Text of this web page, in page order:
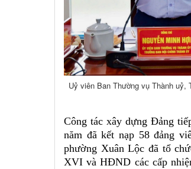
Uỷ viên Ban Thường vụ Thành uỷ,
Công tác xây dựng Đảng
năm đã kết nạp 58 đảng
phường Xuân Lộc đã tổ
XVI và HĐND các cấp